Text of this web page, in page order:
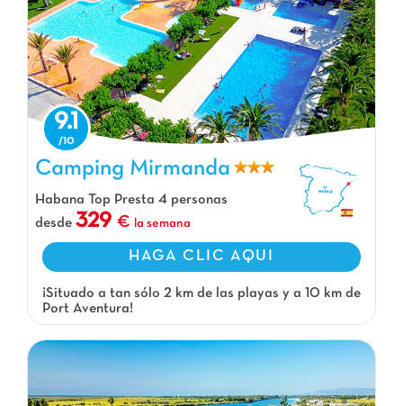
Camping Mirmanda, Camping Cataluña
9.1
Camping Mirmanda
Habana Top Presta 4 personas
desde 329 la semana
HAGA CLIC AQUI
¡Situado a tan sólo 2 km de las playas y a 10 km de
Port Aventura!